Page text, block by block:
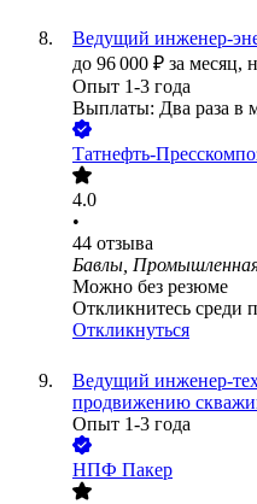
Ведущий инженер-
до 96 000 ₽ за месяц,
Опыт 1-3 года
Выплаты: Два раза в
Татнефть-
4.0
•
44 отзыва
Бавлы,
Можно без резюме
Откликнитесь среди
Откликнуться
Ведущий инженер-
продвижению
Опыт 1-3 года
НПФ Пакер